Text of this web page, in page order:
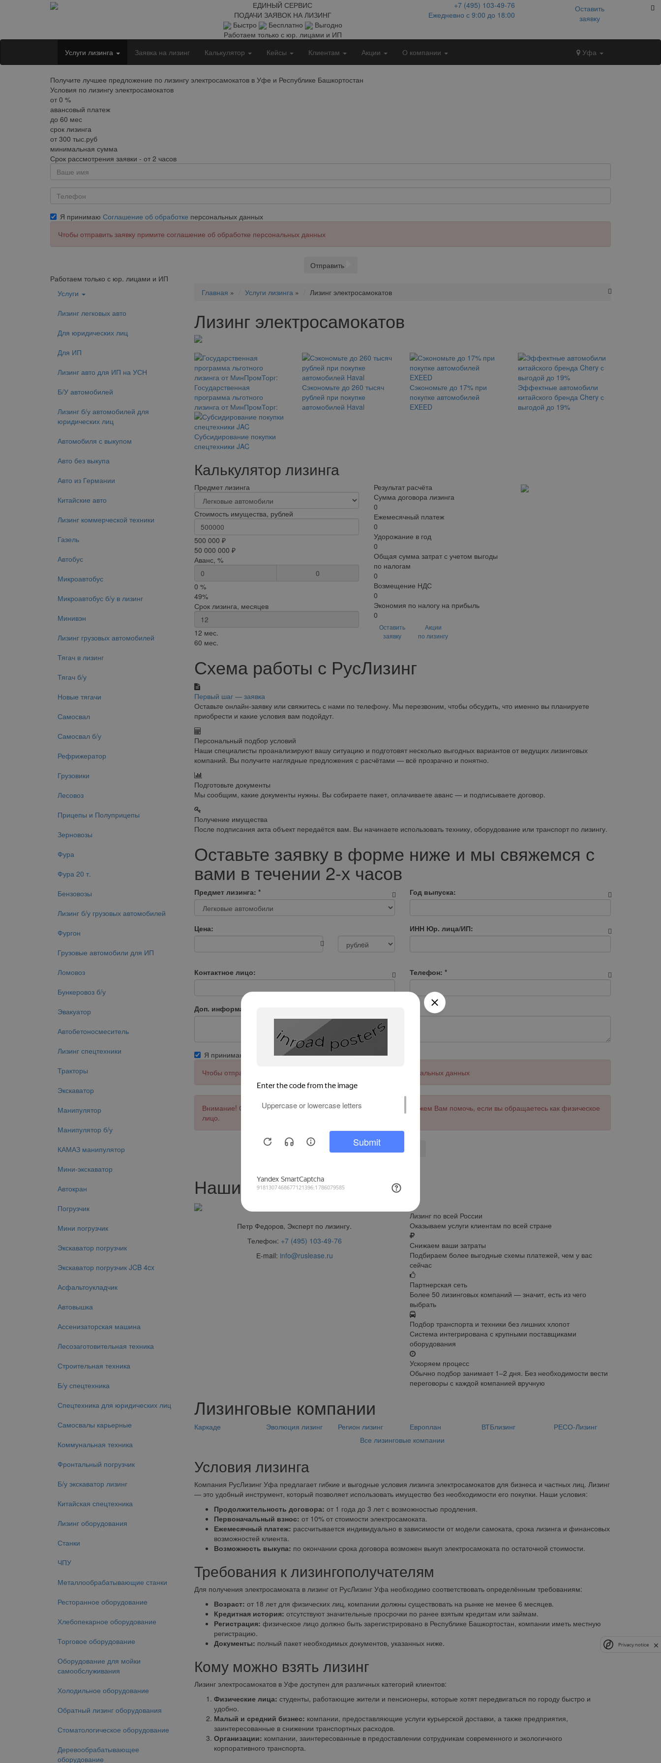
ЕДИНЫЙ СЕРВИС
ПОДАЧИ ЗАЯВОК НА ЛИЗИНГ
Быстро
Бесплатно
Выгодно
Работаем только с юр. лицами и ИП
+7 (495) 103-49-76
Ежедневно с 9:00 до 18:00
Оставить
заявку
Услуги лизинга Заявка на лизинг Калькулятор Кейсы Клиентам Акции О компании Уфа
Получите лучшее предложение по лизингу электросамокатов в Уфе и Республике Башкортостан
Условия по лизингу электросамокатов
от 0 %
авансовый платеж
до 60 мес
срок лизинга
от 300 тыс.руб
минимальная сумма
Срок рассмотрения заявки - от 2 часов
Я принимаю Соглашение об обработке персональных данных
Чтобы отправить заявку примите соглашение об обработке персональных данных
Отправить
Работаем только с юр. лицами и ИП
Услуги
Лизинг легковых авто
Для юридических лиц
Для ИП
Лизинг авто для ИП на УСН
Б/У автомобилей
Лизинг б/у автомобилей для
юридических лиц
Автомобиля с выкупом
Авто без выкупа
Авто из Германии
Китайские авто
Лизинг коммерческой техники
Газель
Автобус
Микроавтобус
Микроавтобус б/у в лизинг
Минивэн
Лизинг грузовых автомобилей
Тягач в лизинг
Тягач б/у
Новые тягачи
Самосвал
Самосвал б/у
Рефрижератор
Грузовики
Лесовоз
Прицепы и Полуприцепы
Зерновозы
Фура
Фура 20 т.
Бензовозы
Лизинг б/у грузовых автомобилей
Фургон
Грузовые автомобили для ИП
Ломовоз
Бункеровоз б/у
Эвакуатор
Автобетоносмеситель
Лизинг спецтехники
Тракторы
Экскаватор
Манипулятор
Манипулятор б/у
КАМАЗ манипулятор
Мини-экскаватор
Автокран
Погрузчик
Мини погрузчик
Экскаватор погрузчик
Экскаватор погрузчик JCB 4cx
Асфальтоукладчик
Автовышка
Ассенизаторская машина
Лесозаготовительная техника
Строительная техника
Б/у спецтехника
Спецтехника для юридических лиц
Самосвалы карьерные
Коммунальная техника
Фронтальный погрузчик
Б/у экскаватор лизинг
Китайская спецтехника
Лизинг оборудования
Станки
ЧПУ
Металлообрабатывающие станки
Ресторанное оборудование
Хлебопекарное оборудование
Торговое оборудование
Оборудование для мойки
самообслуживания
Холодильное оборудование
Обратный лизинг оборудования
Стоматологическое оборудование
Деревообрабатывающее
оборудование
Главная » Услуги лизинга» Лизинг электросамокатов
Лизинг электросамокатов
Государственная
программа льготного
лизинга от МинПромТорг:
Сэкономьте до 260 тысяч
рублей при покупке
автомобилей Haval
Сэкономьте до 17% при
покупке автомобилей
EXEED
Эффектные автомобили
китайского бренда Chery с
выгодой до 19%
Субсидирование покупки
спецтехники JAC
Калькулятор лизинга
Предмет лизинга
Стоимость имущества, рублей
500 000 ₽
50 000 000 ₽
Аванс, %
0
0 %
49%
Срок лизинга, месяцев
12 мес.
60 мес.
Результат расчёта
Сумма договора лизинга
0
Ежемесячный платеж
0
Удорожание в год
0
Общая сумма затрат с учетом выгоды
по налогам
0
Возмещение НДС
0
Экономия по налогу на прибыль
0
Оставить
заявку
Акции
по лизингу
Схема работы с РусЛизинг
Первый шаг — заявка
Оставьте онлайн-заявку или свяжитесь с нами по телефону. Мы перезвоним, чтобы обсудить, что именно вы планируете
приобрести и какие условия вам подойдут.
Персональный подбор условий
Наши специалисты проанализируют вашу ситуацию и подготовят несколько выгодных вариантов от ведущих лизинговых
компаний. Вы получите наглядные предложения с расчётами — всё прозрачно и понятно.
Подготовьте документы
Мы сообщим, какие документы нужны. Вы собираете пакет, оплачиваете аванс — и подписываете договор.
Получение имущества
После подписания акта объект передаётся вам. Вы начинаете использовать технику, оборудование или транспорт по лизингу.
Оставьте заявку в форме ниже и мы свяжемся с
вами в течении 2-х часов
Предмет лизинга: * Год выпуска:
Цена: ИНН Юр. лица/ИП:
Контактное лицо: Телефон:*
Доп. информация:
Я принимаю Соглашение об обработкеперсональных данных
Чтобы отправить заявку примите соглашение об обработке персональных данных
Внимание! Сервис работает только с юр. лицами и ИП. Мы не сможем Вам помочь, если вы обращаетесь как физическое
лицо.
Отправить
Наши преимущества
Петр Федоров, Эксперт по лизингу.
Телефон: +7 (495) 103-49-76
Е-mail: info@ruslease.ru
Лизинг по всей России
Оказываем услуги клиентам по всей стране
Снижаем ваши затраты
Подбираем более выгодные схемы платежей, чем у вас
сейчас
Партнерская сеть
Более 50 лизинговых компаний — значит, есть из чего
выбрать
Подбор транспорта и техники без лишних хлопот
Система интегрирована с крупными поставщиками
оборудования
Ускоряем процесс
Обычно подбор занимает 1–2 дня. Без необходимости вести
переговоры с каждой компанией вручную
Лизинговые компании
Каркаде Эволюция лизинг Регион лизинг Европлан ВТБлизинг
РЕСО-Лизинг
Все лизинговые компании
Условия лизинга
Компания РусЛизинг Уфа предлагает гибкие и выгодные условия лизинга электросамокатов для бизнеса и частных лиц. Лизинг
— это удобный инструмент, который позволяет использовать имущество без необходимости его покупки. Наши условия:
Продолжительность договора: от 1 года до 3 лет с возможностью продления.
Первоначальный взнос: от 10% от стоимости электросамоката.
Ежемесячный платеж: рассчитывается индивидуально в зависимости от модели самоката, срока лизинга и финансовых
возможностей клиента.
Возможность выкупа: по окончании срока договора возможен выкуп электросамоката по остаточной стоимости.
Требования к лизингополучателям
Для получения электросамоката в лизинг от РусЛизинг Уфа необходимо соответствовать определённым требованиям:
Возраст: от 18 лет для физических лиц, компании должны существовать на рынке не менее 6 месяцев.
Кредитная история: отсутствуют значительные просрочки по ранее взятым кредитам или займам.
Регистрация: физическое лицо должно быть зарегистрировано в Республике Башкортостан, компании иметь местную
регистрацию.
Документы: полный пакет необходимых документов, указанных ниже.
Кому можно взять лизинг
Лизинг электросамокатов в Уфе доступен для различных категорий клиентов:
Физические лица: студенты, работающие жители и пенсионеры, которые хотят передвигаться по городу быстро и
удобно.
Малый и средний бизнес: компании, предоставляющие услуги курьерской доставки, а также предприятия,
заинтересованные в снижении транспортных расходов.
Организации: компании, заинтересованные в предоставлении сотрудникам современного и экологичного
корпоративного транспорта.
Privacy notice